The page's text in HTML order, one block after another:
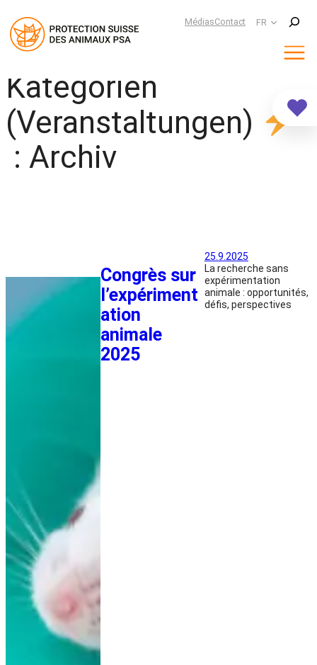
au
contenu
MédiasContact FR
Suchen
Kategorien
(Veranstaltungen)
: Archiv
Congrès sur
l’expériment
ation
animale
2025
25.9.2025
La recherche sans
expérimentation
animale : opportunités,
défis, perspectives